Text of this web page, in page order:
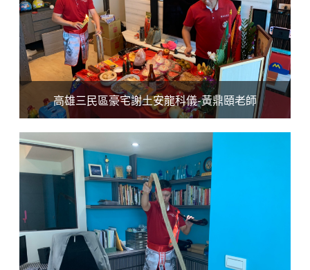
高雄三民區豪宅謝土安龍科儀-黃鼎頤老師